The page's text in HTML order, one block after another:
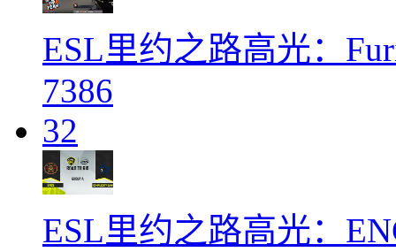
ESL里约之路高光：
7386
32
ESL里约之路高光：